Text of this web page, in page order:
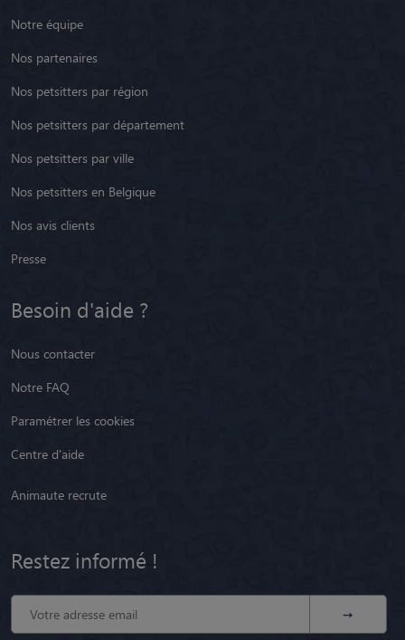
Notre équipe
Nos partenaires
Nos petsitters par région
Nos petsitters par département
Nos petsitters par ville
Nos petsitters en Belgique
Nos avis clients
Presse
Besoin d'aide ?
Nous contacter
Notre FAQ
Paramétrer les cookies
Centre d'aide
Animaute recrute
Restez informé !